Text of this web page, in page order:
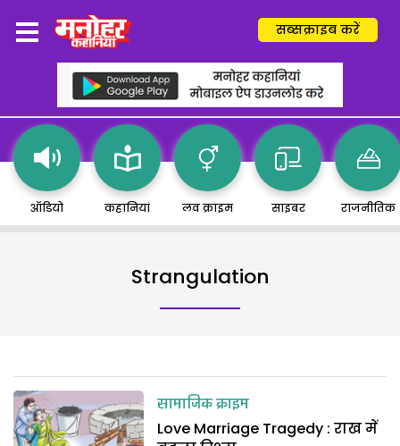
सब्सक्राइब करें
ऑडियो कहानियां लव क्राइम साइबर राजनीतिक
Strangulation
सामाजिक क्राइम
Love Marriage Tragedy : राख में